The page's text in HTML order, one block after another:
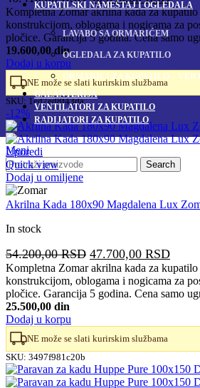
KUPATILSKI NAMEŠTAJ I OGLEDALA
LAVABO SA ORMARIĆEM
OGLEDALA ZA KUPATILO
ORMARIĆI ZA KUPATILO –
GALANTERIJA
VENTILATORI ZA KUPATILO
RADIJATORI ZA KUPATILO
Meni
Search
cena
je
bila:
46.410,00 RSD.
cena
je:
Kompletna Zomar akrilna kada za
konstrukcijom, oblogama i nogicama za
pločice. Garancija 5 godina. Cena samo
19.600,00 din
Dodaj u korpu
NE može se slati kurirskim službama
SKU: 1ed7ed8f43da
-12%
Uporedi
Quick view
Dodaj u omiljene
Akrilna Kada 180x90 Magdalena Lux
In stock
54.200,00RSD Originalna
cena
je
bila:
47.700,00 RSD
cena
je:
Kompletna Zomar akrilna kada za
konstrukcijom, oblogama i nogicama za
pločice. Garancija 5 godina. Cena samo
25.500,00 din
Dodaj u korpu
NE može se slati kurirskim službama
SKU: 3497f981c20b